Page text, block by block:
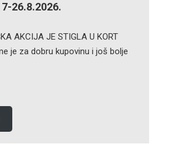
26.8.2026.
AKCIJA JE STIGLA U KORT
je za dobru kupovinu i još bolje